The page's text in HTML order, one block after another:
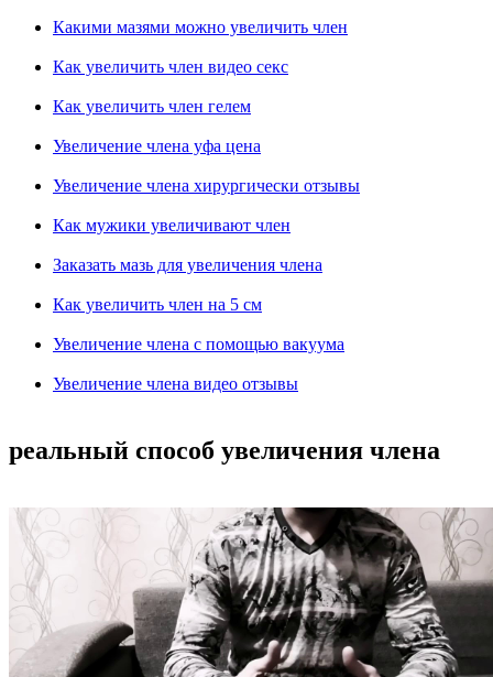
Какими мазями можно увеличить член
Как увеличить член видео секс
Как увеличить член гелем
Увеличение члена уфа цена
Увеличение члена хирургически отзывы
Как мужики увеличивают член
Заказать мазь для увеличения члена
Как увеличить член на 5 см
Увеличение члена с помощью вакуума
Увеличение члена видео отзывы
реальный способ увеличения члена